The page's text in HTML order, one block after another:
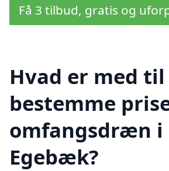
Få 3 tilbud, gratis og
Hvad er med
bestemme
omfangsdræn i
Egebæk?